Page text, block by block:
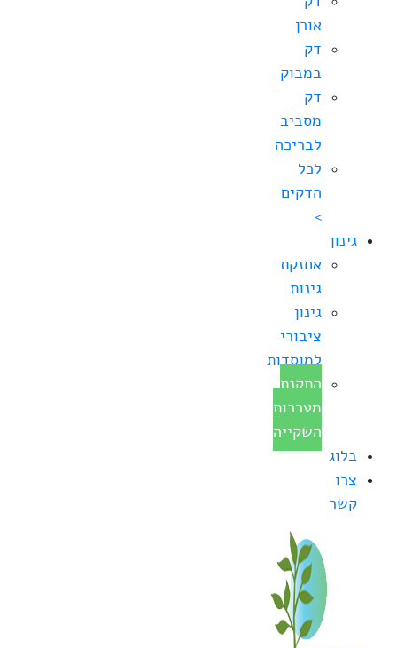
אורן
דק
במבוק
דק
מסביב
לבריכה
לכל
הדקים
>
גינון
אחזקת
גינות
גינון
ציבורי
למוסדות
התקנת
מערכות
השקייה
בלוג
צרו
קשר